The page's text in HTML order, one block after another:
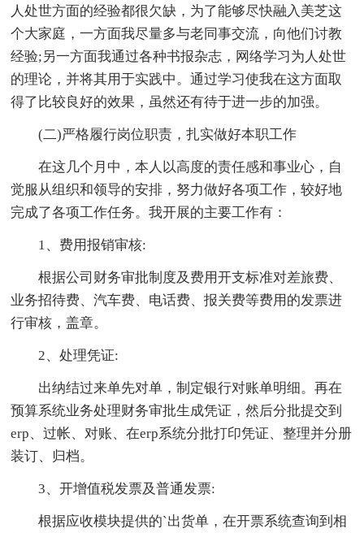
人处世方面的经验都很欠缺，为了能够尽快融入美芝这
个大家庭，一方面我尽量多与老同事交流，向他们讨教
经验;另一方面我通过各种书报杂志，网络学习为人处世
的理论，并将其用于实践中。通过学习使我在这方面取
得了比较良好的效果，虽然还有待于进一步的加强。
(二)严格履行岗位职责，扎实做好本职工作
在这几个月中，本人以高度的责任感和事业心，自
觉服从组织和领导的安排，努力做好各项工作，较好地
完成了各项工作任务。我开展的主要工作有：
1、费用报销审核:
根据公司财务审批制度及费用开支标准对差旅费、
业务招待费、汽车费、电话费、报关费等费用的发票进
行审核，盖章。
2、处理凭证:
出纳结过来单先对单，制定银行对账单明细。再在
预算系统业务处理财务审批生成凭证，然后分批提交到
erp、过帐、对账、在erp系统分批打印凭证、整理并分册
装订、归档。
3、开增值税发票及普通发票:
根据应收模块提供的`出货单，在开票系统查询到相